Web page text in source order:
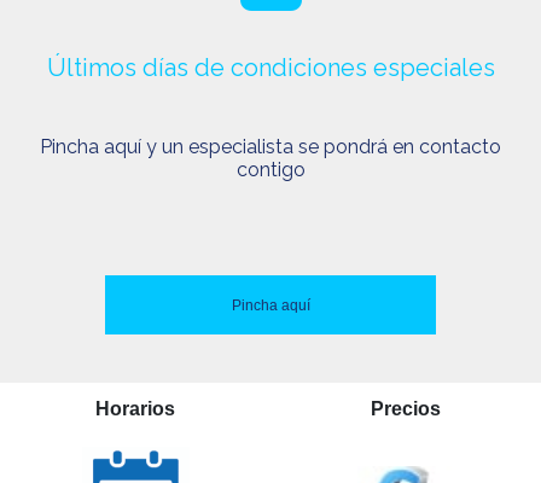
Últimos días de condiciones especiales
Pincha aquí y un especialista se pondrá en contacto
contigo
Pincha aquí
Horarios Precios